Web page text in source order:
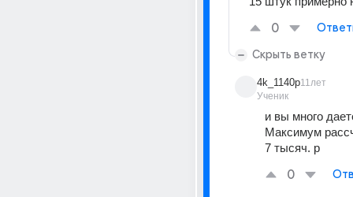
0
Скрыть ветку
4k_1140p
Ученик
11лет
и вы много
Максимум
7 тысяч. р
0